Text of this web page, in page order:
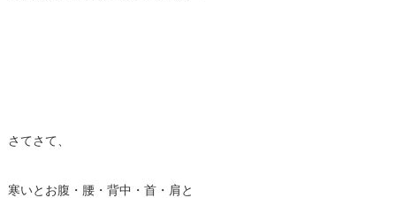
さてさて、
寒いとお腹・腰・背中・首・肩と